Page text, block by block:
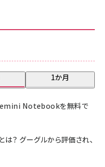
1か月
Notebookを無料で
？ グーグルから評価され、